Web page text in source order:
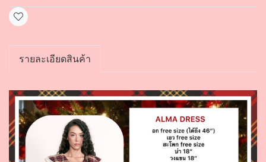
รายละเอียดสินค้า